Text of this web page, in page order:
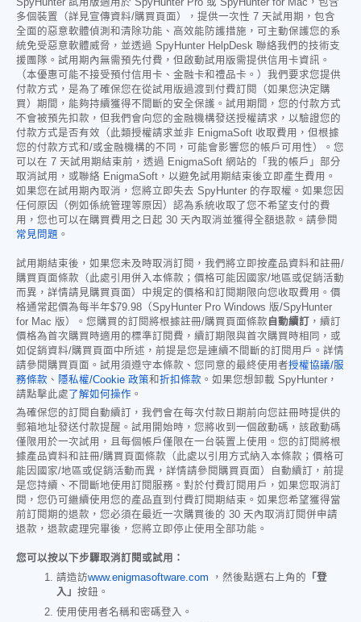
SpyHunter 試用版適用於 SpyHunter Pro 或 SpyHunter for Mac，包含
多個裝置（詳見宣傳資料/購買頁面），提供一次性 7 天試用期，包含
全面的惡意軟體偵測和清除功能、高效能防護措施，可主動保護您的系
統免受惡意軟體威脅，並透過 SpyHunter HelpDesk 聯絡我們的技術支
援團隊。試用期內無需預先付費，但啟動試用版需提供信用卡資訊。
（本優惠可能不接受預付信用卡、金融卡和禮品卡。）我們要求您提供
付款方式，是為了確保您在從試用版過渡到付費訂閱（如果您決定購
買）期間，能夠持續獲得不間斷的安全保護。試用期間，您的付款方式
不會被預先扣款，但我們會向您的金融機構發送授權請求，以驗證您的
付款方式是否有效（此類授權請求並非 EnigmaSoft 收取費用，但根據
您的付款方式和/或金融機構的不同，可能會影響您的帳戶可用性）。您
可以在 7 天試用期結束前，透過 EnigmaSoft 網站的「我的帳戶」部分
取消試用，或聯絡 EnigmaSoft，以避免試用期結束後立即產生費用。
如果您在試用期內取消，您將立即失去 SpyHunter 的存取權。如果您因
任何原因（例如係統管理等原因）認為系統收取了您不希望支付的費
用，您也可以在購買費用之日起 30 天內取消並獲得全額退款。請參閱
常見問題 。
試用期結束後，如果您未及時取消訂閱，我們將立即按產品資料和註冊/
購買頁面條款（此處引用併入本條款；價格可能因國家/地區或促銷活動
而異，詳情請見購買頁面）中規定的價格和訂閱期限向您收取費用。價
格通常起價為每半年$79.98 （SpyHunter Pro Windows 版/SpyHunter
for Mac 版）。您購買的訂閱將根據註冊/購買頁面條款 自動續訂
，續訂
價格為首次購買時適用的標準訂閱費，續訂期限與首次購買時相同，或
如促銷資料/購買頁面中所述，前提是您是連續不間斷的訂閱用戶。詳情
請參閱購買頁面。試用須遵守本條款、您同意的最終使用者授權協議/服
務條款 、 隱私權/Cookie 政策和折扣條款 。如果您想卸載 SpyHunter，
請點擊此處 了解如何操作 。
為確保您的訂閱自動續訂，我們會在每次付款日期前向您註冊時提供的
郵箱地址發送付款提醒。試用開始時，您將收到一個啟動碼，該啟動碼
僅限用於一次試用，且每個帳戶僅限在一台裝置上使用。您的訂閱將根
據產品資料和註冊/購買頁面條款（此處以引用方式納入本條款；價格可
能因國家/地區或促銷活動而異，詳情請參閱購買頁面）自動續訂，前提
是您持續、不間斷地使用訂閱服務。對於付費訂閱用戶，如果您取消訂
閱，您仍可繼續使用您的產品直到付費訂閱期結束。如果您希望獲得當
前訂閱期的退款，您必須在最近一次購買後的 30 天內取消訂閱併申請
退款，退款處理完畢後，您將立即停止使用全部功能。
您可以按以下步驟取消訂閱或試用：
請造訪www.enigmasoftware.com ，然後點選右上角的 「登
入」 按鈕。
使用使用者名稱和密碼登入。